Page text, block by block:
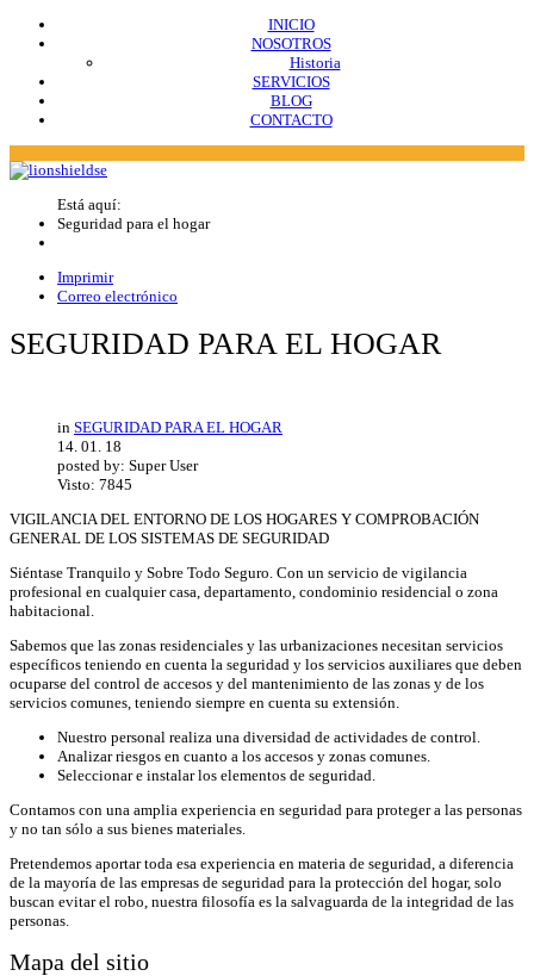
INICIO
NOSOTROS
Historia
SERVICIOS
BLOG
CONTACTO
Está aquí:
Seguridad para el hogar
Imprimir
Correo electrónico
SEGURIDAD PARA EL HOGAR
in SEGURIDAD PARA EL HOGAR
14. 01. 18
posted by: Super User
Visto: 7845
VIGILANCIA DEL ENTORNO DE LOS HOGARES Y COMPROBACIÓN
GENERAL DE LOS SISTEMAS DE SEGURIDAD
Siéntase Tranquilo y Sobre Todo Seguro. Con un servicio de vigilancia
profesional en cualquier casa, departamento, condominio residencial o zona
habitacional.
Sabemos que las zonas residenciales y las urbanizaciones necesitan servicios
específicos teniendo en cuenta la seguridad y los servicios auxiliares que deben
ocuparse del control de accesos y del mantenimiento de las zonas y de los
servicios comunes, teniendo siempre en cuenta su extensión.
Nuestro personal realiza una diversidad de actividades de control.
Analizar riesgos en cuanto a los accesos y zonas comunes.
Seleccionar e instalar los elementos de seguridad.
Contamos con una amplia experiencia en seguridad para proteger a las personas
y no tan sólo a sus bienes materiales.
Pretendemos aportar toda esa experiencia en materia de seguridad, a diferencia
de la mayoría de las empresas de seguridad para la protección del hogar, solo
buscan evitar el robo, nuestra filosofía es la salvaguarda de la integridad de las
personas.
Mapa del sitio